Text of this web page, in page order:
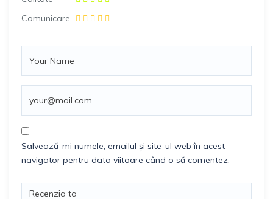
Comunicare
Salvează-mi numele, emailul și site-ul web în acest
navigator pentru data viitoare când o să comentez.